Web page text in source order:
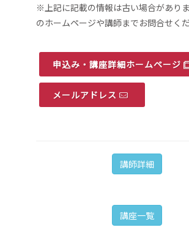
※上記に記載の情報は古い場合があり
のホームページや講師までお問合せくだ
申込み・講座詳細ホームページ
メールアドレス
講師詳細
講座一覧